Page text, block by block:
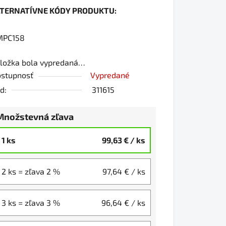
KÓDY PRODUKTU:
bola vypredaná…
Vypredané
311615
zľava
1 ks 99,63 € / ks
2 ks = zľava 2 % 97,64 € / ks
3 ks = zľava 3 % 96,64 € / ks